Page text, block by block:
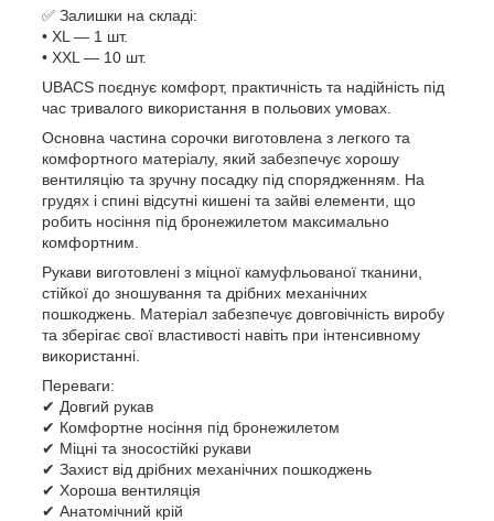
✅ Залишки на складі:
• XL — 1 шт.
• XXL — 10 шт.
UBACS поєднує комфорт, практичність та надійність під
час тривалого використання в польових умовах.
Основна частина сорочки виготовлена з легкого та
комфортного матеріалу, який забезпечує хорошу
вентиляцію та зручну посадку під спорядженням. На
грудях і спині відсутні кишені та зайві елементи, що
робить носіння під бронежилетом максимально
комфортним.
Рукави виготовлені з міцної камуфльованої тканини,
стійкої до зношування та дрібних механічних
пошкоджень. Матеріал забезпечує довговічність виробу
та зберігає свої властивості навіть при інтенсивному
використанні.
Переваги:
✔ Довгий рукав
✔ Комфортне носіння під бронежилетом
✔ Міцні та зносостійкі рукави
✔ Захист від дрібних механічних пошкоджень
✔ Хороша вентиляція
✔ Анатомічний крій